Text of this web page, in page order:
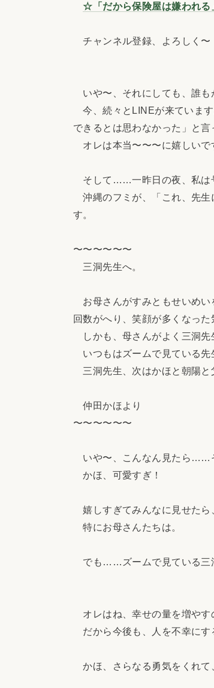
☆「だから保険屋は嫌われる
チャンネル登録、よろしく〜
いや〜、それにしても、誰も
今、続々とLINEが来ていま
できるとは思わなかった」と言
オレは本当〜〜〜に嬉しいで
そして……一昨日の夜、私は
沖縄のフミが、「これ、先生
す。
〜〜〜〜〜〜
三洞先生へ。
お母さんがすみともせいめい
回数がへり、笑顔が多くなった
しかも、母さんがよく三洞先
いつもはズームで見ている先
三洞先生、次はかほと朝陽と
仲田かほより
〜〜〜〜〜〜
いや〜、こんなん見たら……
かほ、可愛すぎ！
嬉しすぎてみんなに見せたら
特にお母さんたちは。
でも……ズームで見ている三
オレはね、幸せの量を増やす
だから今後も、人を不幸にす
かほ、さらなる勇気をくれて